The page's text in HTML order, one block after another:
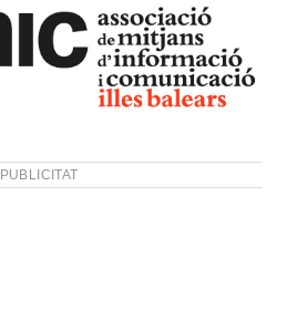
PUBLICITAT